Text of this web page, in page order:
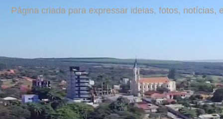
Página criada para expressar ideias, fotos,